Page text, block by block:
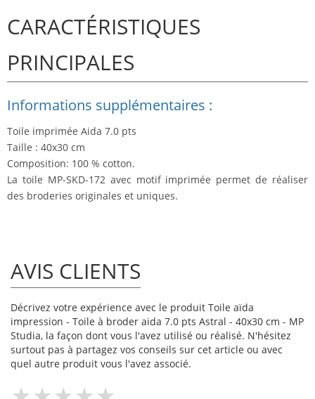
CARACTÉRISTIQUES
PRINCIPALES
Informations supplémentaires :
Toile imprimée Aida 7.0 pts
Taille : 40x30 cm
Composition: 100 % cotton.
La toile MP-SKD-172 avec motif imprimée permet de réaliser
des broderies originales et uniques.
AVIS CLIENTS
Décrivez votre expérience avec le produit Toile aïda
impression - Toile à broder aida 7.0 pts Astral - 40x30 cm - MP
Studia, la façon dont vous l'avez utilisé ou réalisé. N'hésitez
surtout pas à partagez vos conseils sur cet article ou avec
quel autre produit vous l'avez associé.